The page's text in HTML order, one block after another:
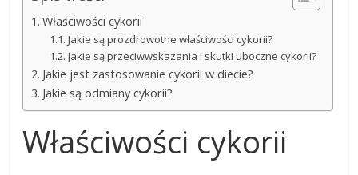
Właściwości cykorii
Jakie są prozdrowotne właściwości cykorii?
Jakie są przeciwwskazania i skutki uboczne cykorii?
Jakie jest zastosowanie cykorii w diecie?
Jakie są odmiany cykorii?
Właściwości cykorii